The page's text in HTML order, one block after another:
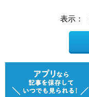
表示：